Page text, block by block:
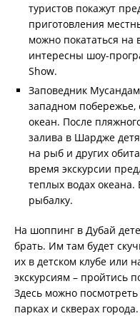
туристов покажут
приготовления
можно покататься на
интересны шоу-
Show.
Заповедник
западном побережье,
океан. После
залива в Шардже
на рыб и других
время экскурсии
теплых водах океана.
рыбалку.
На шоппинг в Дубай
брать. Им там будет
их в детском клубе или
экскурсиям – пройтись
Здесь можно
парках и скверах города.